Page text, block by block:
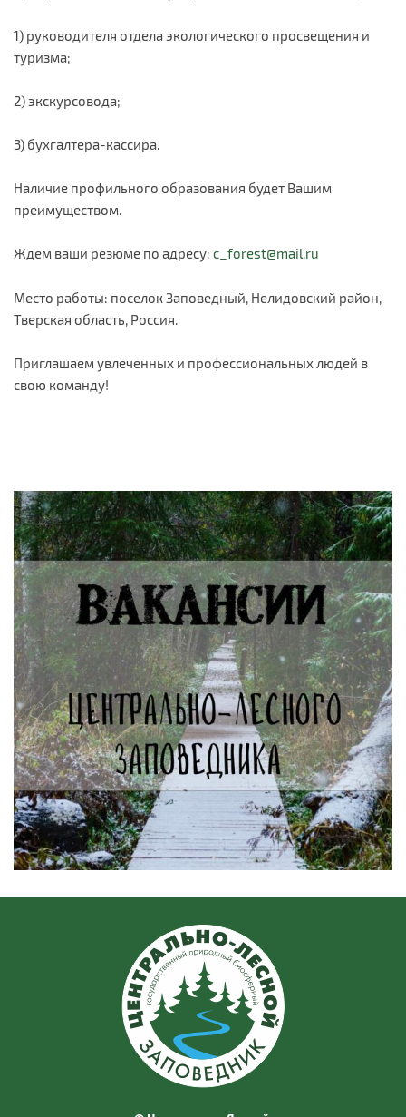
1) руководителя отдела экологического просвещения и
туризма;
2) экскурсовода;
3) бухгалтера-кассира.
Наличие профильного образования будет Вашим
преимуществом.
Ждем ваши резюме по адресу: c_forest@mail.ru
Место работы: поселок Заповедный, Нелидовский район,
Тверская область, Россия.
Приглашаем увлеченных и профессиональных людей в
свою команду!